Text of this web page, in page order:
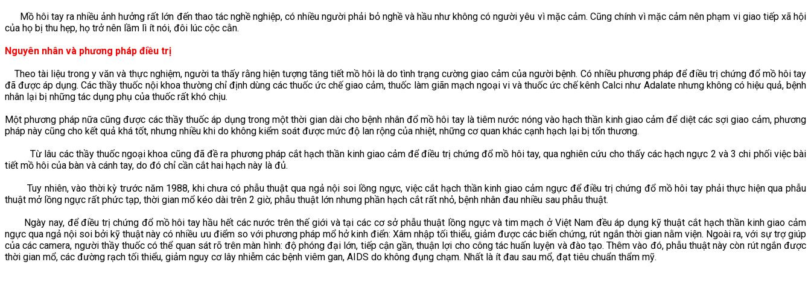
Mồ hôi tay ra nhiều ảnh hưởng rất lớn đến thao tác nghề nghiệp, có nhiều người phải bỏ nghề và hầu như không có người yêu vì mặc cảm. Cũng chính vì mặc cảm nên phạm vi giao tiếp xã hội
của họ bị thu hẹp, họ trở nên lầm lì ít nói, đôi lúc cộc cằn.
Nguyên nhân và phương pháp điều trị
Theo tài liệu trong y văn và thực nghiệm, người ta thấy rằng hiện tượng tăng tiết mồ hôi là do tình trạng cường giao cảm của người bệnh. Có nhiều phương pháp để điều trị chứng đổ mồ hôi tay
đã được áp dụng. Các thầy thuốc nội khoa thường chỉ định dùng các thuốc ức chế giao cảm, thuốc làm giãn mạch ngoại vi và thuốc ức chế kênh Calci như Adalate nhưng không có hiệu quả, bệnh
nhân lại bị những tác dụng phụ của thuốc rất khó chịu.
Một phương pháp nữa cũng được các thầy thuốc áp dụng trong một thời gian dài cho bệnh nhân đổ mồ hôi tay là tiêm nước nóng vào hạch thần kinh giao cảm để diệt các sợi giao cảm, phương
pháp này cũng cho kết quả khá tốt, nhưng nhiều khi do không kiểm soát được mức độ lan rộng của nhiệt, những cơ quan khác cạnh hạch lại bị tổn thương.
Từ lâu các thầy thuốc ngoại khoa cũng đã đề ra phương pháp cắt hạch thần kinh giao cảm để điều trị chứng đổ mồ hôi tay, qua nghiên cứu cho thấy các hạch ngực 2 và 3 chi phối việc bài
tiết mồ hôi của bàn và cánh tay, do đó chỉ cần cắt hai hạch này là đủ.
Tuy nhiên, vào thời kỳ trước năm 1988, khi chưa có phẫu thuật qua ngả nội soi lồng ngực, việc cắt hạch thần kinh giao cảm ngực để điều trị chứng đổ mồ hôi tay phải thực hiện qua phẫu
thuật mở lồng ngực rất phức tạp, thời gian mổ kéo dài trên 2 giờ, phẫu thuật lớn nhưng phần hạch cắt rất nhỏ, bệnh nhân đau nhiều sau phẫu thuật.
Ngày nay, để điều trị chứng đổ mồ hôi tay hầu hết các nước trên thế giới và tại các cơ sở phẫu thuật lồng ngực và tim mạch ở Việt Nam đều áp dụng kỹ thuật cắt hạch thần kinh giao cảm
ngực qua ngả nội soi bởi kỹ thuật này có nhiều ưu điểm so với phương pháp mổ hở kinh điển: Xâm nhập tối thiểu, giảm được các biến chứng, rút ngắn thời gian nằm viện. Ngoài ra, với sự trợ giúp
của các camera, người thầy thuốc có thể quan sát rõ trên màn hình: độ phóng đại lớn, tiếp cận gần, thuận lợi cho công tác huấn luyện và đào tạo. Thêm vào đó, phẫu thuật này còn rút ngắn được
thời gian mổ, các đường rạch tối thiểu, giảm nguy cơ lây nhiễm các bệnh viêm gan, AIDS do không đụng chạm. Nhất là ít đau sau mổ, đạt tiêu chuẩn thẩm mỹ.